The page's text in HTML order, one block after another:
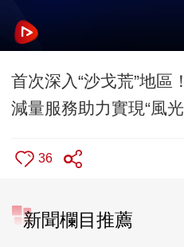
首次深入“沙戈荒”地區
減量服務助力實現“風
36
新聞欄目推薦